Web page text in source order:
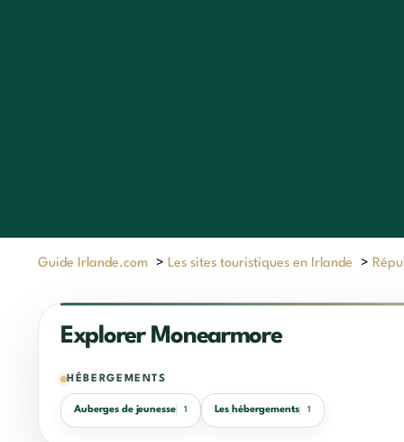
Guide Irlande.com > Les sites touristiques en Irlande >
Explorer Monearmore
HÉBERGEMENTS
Auberges de jeunesse 1 Les hébergements 1